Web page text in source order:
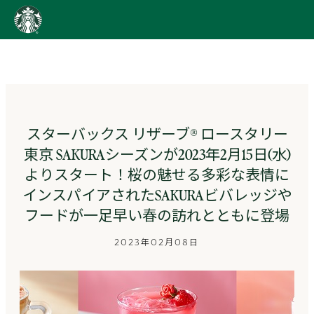
content
Go
ー
スターバックス リザーブ® ロースタリー
東京 SAKURAシーズンが2023年2月15日(水)
よりスタート！桜の魅せる多彩な表情に
インスパイアされたSAKURAビバレッジや
フードが一足早い春の訪れとともに登場
2023年02月08日